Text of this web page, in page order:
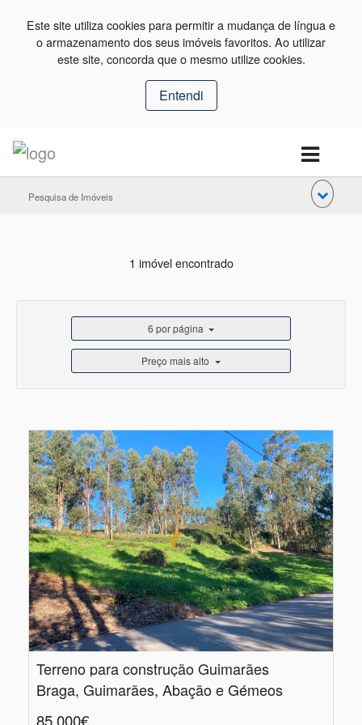
Este site utiliza cookies para permitir a mudança de língua e
o armazenamento dos seus imóveis favoritos. Ao utilizar
este site, concorda que o mesmo utilize cookies.
Entendi
Pesquisa de Imóveis
1 imóvel encontrado
6 por página
Preço mais alto
Terreno para construção Guimarães
Braga, Guimarães, Abação e Gémeos
85.000€